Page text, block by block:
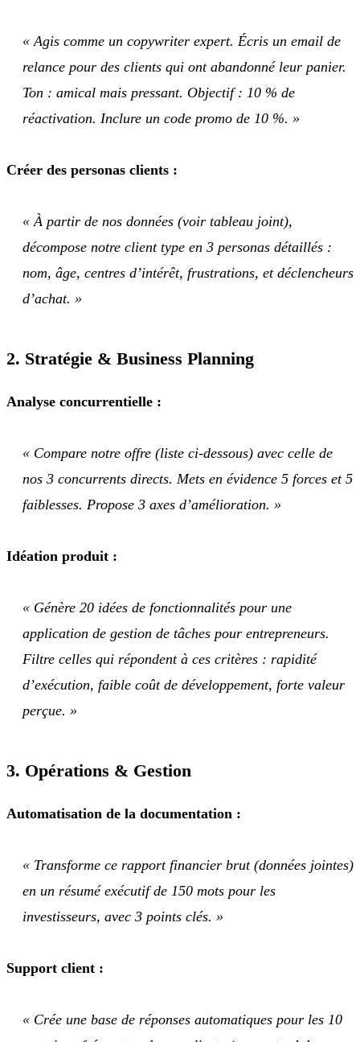
« Agis comme un copywriter expert. Écris un email de
relance pour des clients qui ont abandonné leur panier.
Ton : amical mais pressant. Objectif : 10 % de
réactivation. Inclure un code promo de 10 %. »
Créer des personas clients :
« À partir de nos données (voir tableau joint),
décompose notre client type en 3 personas détaillés :
nom, âge, centres d’intérêt, frustrations, et déclencheurs
d’achat. »
2. Stratégie & Business Planning
Analyse concurrentielle :
« Compare notre offre (liste ci-dessous) avec celle de
nos 3 concurrents directs. Mets en évidence 5 forces et 5
faiblesses. Propose 3 axes d’amélioration. »
Idéation produit :
« Génère 20 idées de fonctionnalités pour une
application de gestion de tâches pour entrepreneurs.
Filtre celles qui répondent à ces critères : rapidité
d’exécution, faible coût de développement, forte valeur
perçue. »
3. Opérations & Gestion
Automatisation de la documentation :
« Transforme ce rapport financier brut (données jointes)
en un résumé exécutif de 150 mots pour les
investisseurs, avec 3 points clés. »
Support client :
« Crée une base de réponses automatiques pour les 10